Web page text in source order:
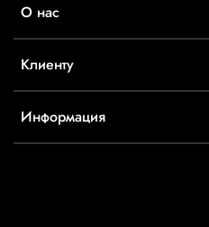
О нас
Клиенту
Информация